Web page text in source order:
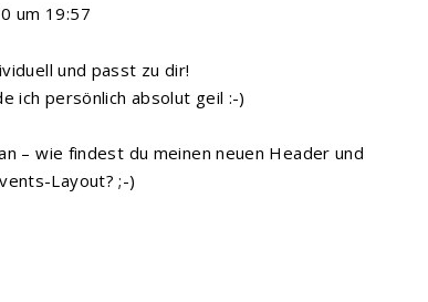
um 19:57
und passt zu dir!
ich persönlich absolut geil :-)
– wie findest du meinen neuen Header und
Layout? ;-)